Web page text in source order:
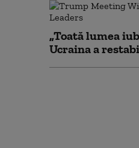
„Toată lumea
Ucraina a